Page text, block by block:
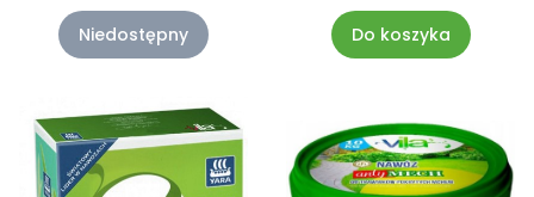
Niedostępny Do koszyka